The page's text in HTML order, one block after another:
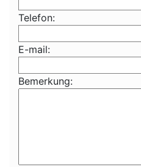
Telefon:
E-mail:
Bemerkung: